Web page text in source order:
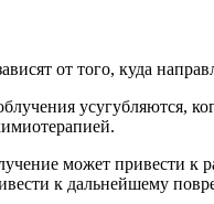
от того, куда
усугубляются,
может привести к
к дальнейшему